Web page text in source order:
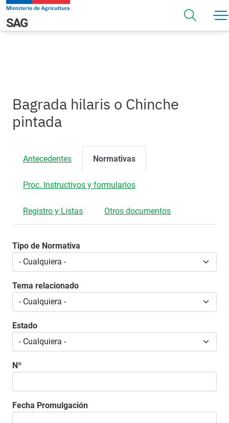
Pasar al contenido principal
Navegación principal
SAG
Normativas
Bagrada hilaris o Chinche
pintada
Antecedentes Normativas
Proc. Instructivos y formularios
Registro y Listas Otros documentos
Tipo de Normativa
Tema relacionado
Estado
Nº
Fecha Promulgación